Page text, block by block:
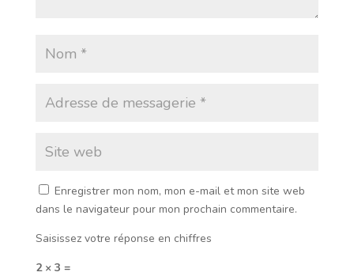
Enregistrer mon nom, mon e-mail et mon site web
dans le navigateur pour mon prochain commentaire.
Saisissez votre réponse en chiffres
2 × 3 =